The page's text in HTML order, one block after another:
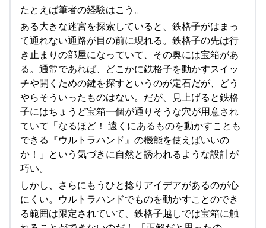
たとえば筆者の経験はこう。
ある大きな迷宮を探索していると、鉄格子がはまっ
て通れない通路が目の前に現れる。鉄格子の先は行
き止まりの部屋になっていて、その奥には宝箱があ
る。通常であれば、どこかに鉄格子を動かすスイッ
チや開くための鍵を探すというのが定石だが、どう
やらそういったものはない。だが、見上げると鉄格
子にはちょうど宝箱一個が通りそうな穴が用意され
ていて「なるほど！ 遠くにあるものを動かすことも
できる『ウルトラハンド』の機能を使えばいいの
か！」という気づきに自然と誘われるような設計が
巧い。
しかし、さらにもうひと捻りアイデアがあるのが心
にくい。ウルトラハンドでものを動かすことのでき
る範囲は限定されていて、鉄格子越しでは宝箱に触